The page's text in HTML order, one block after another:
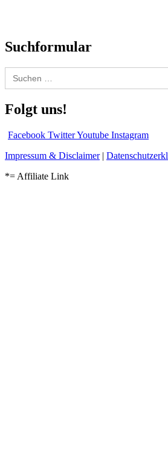
Suchformular
Search
for:
Folgt uns!
Facebook TwitterYoutube Instagram
Impressum & Disclaimer|
*= Affiliate Link